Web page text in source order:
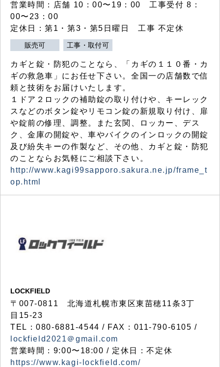
営業時間：店舗 10：00〜19：00 工事受付 8：
00〜23：00
定休日：第1・第3・第5日曜日 工事 不定休
販売可 工事・取付可
カギと錠・防犯のことなら、「カギの１１０番・カ
ギの救急車」にお任せ下さい。全国一の店舗数で信
頼と技術をお届けいたします。
１ドア２ロックの補助錠の取り付けや、キーレック
スなどのボタン錠やリモコン錠の新規取り付け、扉
や錠前の修理、調整。また玄関、ロッカー、デス
ク、金庫の開錠や、車やバイクのインロックの開錠
及び紛失キーの作製など、その他、カギと錠・防犯
のことならお気軽にご相談下さい。
http://www.kagi99sapporo.sakura.ne.jp/frame_t
op.html
LOCKFIELD
〒007-0811 北海道札幌市東区東苗穂11条3丁
目15-23
TEL：080-6881-4544 / FAX：011-790-6105 /
lockfield2021＠gmail.com
営業時間：9:00〜18:00 / 定休日：不定休
https://www.kagi-lockfield.com/